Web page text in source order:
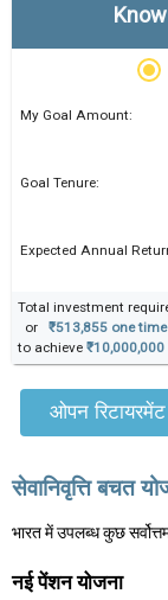
My Goal Amount:
Goal Tenure:
Expected Annual
Total investment
or ₹513,855 one
to achieve ₹10,000,000
ओपन
सेवानिवृत्ति बचत
भारत में उपलब्ध कुछ
नई पेंशन योजना